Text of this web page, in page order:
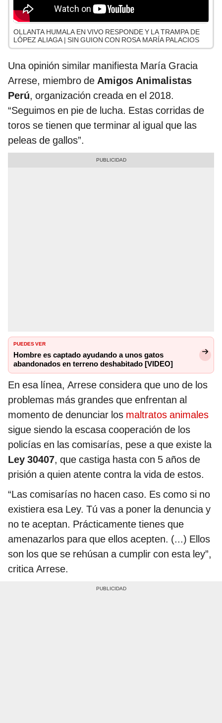
OLLANTA HUMALA EN VIVO RESPONDE Y LA TRAMPA DE
LÓPEZ ALIAGA | SIN GUION CON ROSA MARÍA PALACIOS
Una opinión similar manifiesta María Gracia
Arrese, miembro de Amigos Animalistas
Perú, organización creada en el 2018.
“Seguimos en pie de lucha. Estas corridas de
toros se tienen que terminar al igual que las
peleas de gallos”.
PUEDES VER
Hombre es captado ayudando a unos gatos
abandonados en terreno deshabitado [VIDEO]
En esa línea, Arrese considera que uno de los
problemas más grandes que enfrentan al
momento de denunciar los maltratos animales
sigue siendo la escasa cooperación de los
policías en las comisarías, pese a que existe la
Ley 30407, que castiga hasta con 5 años de
prisión a quien atente contra la vida de estos.
“Las comisarías no hacen caso. Es como si no
existiera esa Ley. Tú vas a poner la denuncia y
no te aceptan. Prácticamente tienes que
amenazarlos para que ellos acepten. (...) Ellos
son los que se rehúsan a cumplir con esta ley”,
critica Arrese.